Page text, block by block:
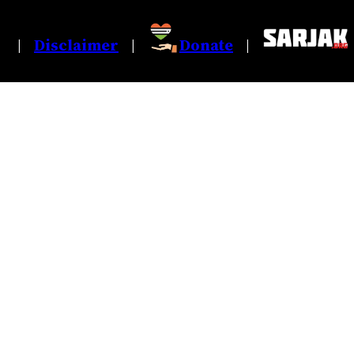
| Disclaimer | Donate |